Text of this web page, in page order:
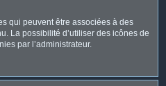
qui peuvent être associées à des
La possibilité d’utiliser des icônes de
par l’administrateur.